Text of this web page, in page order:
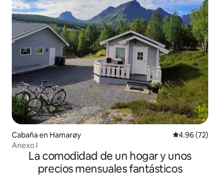
Cabaña en Hamarøy Calificación
4.96 (72)
Anexo I
La comodidad de un hogar y unos
precios mensuales fantásticos